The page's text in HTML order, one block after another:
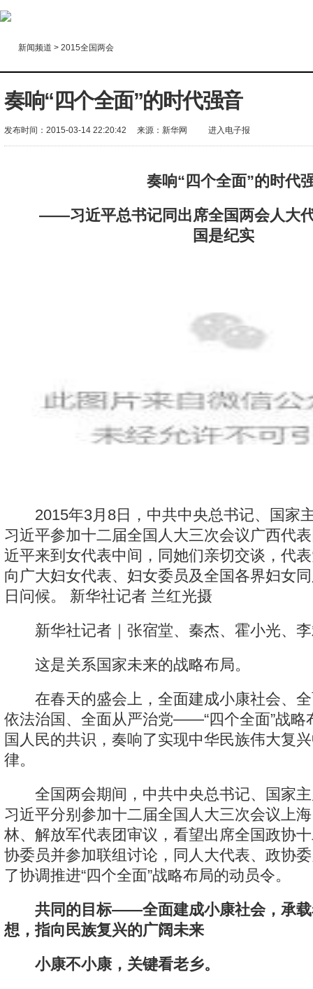
新闻频道 > 2015全国两会
奏响“四个全面”的时代强音
发布时间：2015-03-14 22:20:42 来源：新华网 进入电子报
奏响“四个全面”的时代
——习近平总书记同出席全国两会人大
国是纪实
2015年3月8日，中共中央总书记、国家
习近平参加十二届全国人大三次会议广西代
近平来到女代表中间，同她们亲切交谈，代
向广大妇女代表、妇女委员及全国各界妇女
日问候。 新华社记者 兰红光摄
新华社记者｜张宿堂、秦杰、霍小光、
这是关系国家未来的战略布局。
在春天的盛会上，全面建成小康社会、全
依法治国、全面从严治党——“四个全面”战略
国人民的共识，奏响了实现中华民族伟大复
律。
全国两会期间，中共中央总书记、国家主
习近平分别参加十二届全国人大三次会议上
林、解放军代表团审议，看望出席全国政协
协委员并参加联组讨论，同人大代表、政协
了协调推进“四个全面”战略布局的动员令。
共同的目标——全面建成小康社会，承
想，指向民族复兴的广阔未来
小康不小康，关键看老乡。